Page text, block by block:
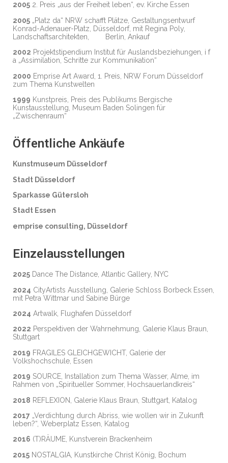
2005 2. Preis „aus der Freiheit leben“, ev. Kirche Essen
2005 „Platz da“ NRW schafft Plätze, Gestaltungsentwurf
Konrad-Adenauer-Platz, Düsseldorf, mit Regina Poly,
Landschaftsarchitekten, Berlin, Ankauf
2002 Projektstipendium Institut für Auslandsbeziehungen, i f
a „Assimilation, Schritte zur Kommunikation“
2000 Emprise Art Award, 1. Preis, NRW Forum Düsseldorf
zum Thema Kunstwelten
1999 Kunstpreis, Preis des Publikums Bergische
Kunstausstellung, Museum Baden Solingen für
„Zwischenraum“
Öffentliche Ankäufe
Kunstmuseum Düsseldorf
Stadt Düsseldorf
Sparkasse Gütersloh
Stadt Essen
emprise consulting, Düsseldorf
Einzelausstellungen
2025 Dance The Distance, Atlantic Gallery, NYC
2024 CityArtists Ausstellung, Galerie Schloss Borbeck Essen,
mit Petra Wittmar und Sabine Bürge
2024 Artwalk, Flughafen Düsseldorf
2022 Perspektiven der Wahrnehmung, Galerie Klaus Braun,
Stuttgart
2019 FRAGILES GLEICHGEWICHT, Galerie der
Volkshochschule, Essen
2019 SOURCE, Installation zum Thema Wasser, Alme, im
Rahmen von „Spiritueller Sommer, Hochsauerlandkreis“
2018 REFLEXION, Galerie Klaus Braun, Stuttgart, Katalog
2017 „Verdichtung durch Abriss, wie wollen wir in Zukunft
leben?“, Weberplatz Essen, Katalog
2016 (T)RÄUME, Kunstverein Brackenheim
2015 NOSTALGIA, Kunstkirche Christ König, Bochum